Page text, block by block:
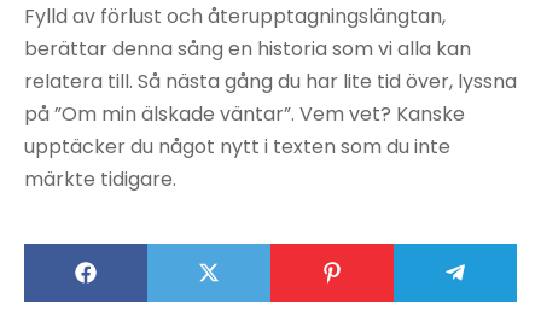
Fylld av förlust och återupptagningslängtan,
berättar denna sång en historia som vi alla kan
relatera till. Så nästa gång du har lite tid över, lyssna
på ”Om min älskade väntar”. Vem vet? Kanske
upptäcker du något nytt i texten som du inte
märkte tidigare.